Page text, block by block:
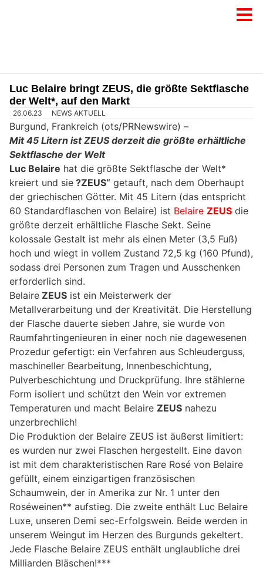
Luc Belaire bringt ZEUS, die größte Sektflasche
der Welt*, auf den Markt
26.06.23 NEWS AKTUELL
Burgund, Frankreich (ots/PRNewswire) –
Mit 45 Litern ist ZEUS derzeit die größte erhältliche
Sektflasche der Welt
Luc Belaire hat die größte Sektflasche der Welt*
kreiert und sie ?ZEUS“ getauft, nach dem Oberhaupt
der griechischen Götter. Mit 45 Litern (das entspricht
60 Standardflaschen von Belaire) ist Belaire ZEUS die
größte derzeit erhältliche Flasche Sekt. Seine
kolossale Gestalt ist mehr als einen Meter (3,5 Fuß)
hoch und wiegt in vollem Zustand 72,5 kg (160 Pfund),
sodass drei Personen zum Tragen und Ausschenken
erforderlich sind.
Belaire ZEUS ist ein Meisterwerk der
Metallverarbeitung und der Kreativität. Die Herstellung
der Flasche dauerte sieben Jahre, sie wurde von
Raumfahrtingenieuren in einer noch nie dagewesenen
Prozedur gefertigt: ein Verfahren aus Schleuderguss,
maschineller Bearbeitung, Innenbeschichtung,
Pulverbeschichtung und Druckprüfung. Ihre stählerne
Form isoliert und schützt den Wein vor extremen
Temperaturen und macht Belaire ZEUS nahezu
unzerbrechlich!
Die Produktion der Belaire ZEUS ist äußerst limitiert:
es wurden nur zwei Flaschen hergestellt. Eine davon
ist mit dem charakteristischen Rare Rosé von Belaire
gefüllt, einem einzigartigen französischen
Schaumwein, der in Amerika zur Nr. 1 unter den
Roséweinen** aufstieg. Die zweite enthält Luc Belaire
Luxe, unseren Demi sec-Erfolgswein. Beide werden in
unserem Weingut im Herzen des Burgunds gekeltert.
Jede Flasche Belaire ZEUS enthält unglaubliche drei
Milliarden Bläschen!***